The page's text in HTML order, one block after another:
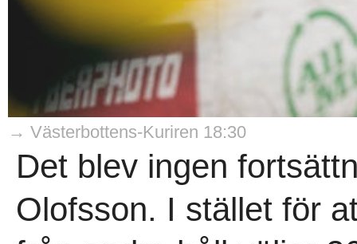
→ Västerbottens-Kuriren 18:30
Det blev ingen
Olofsson. I stället för